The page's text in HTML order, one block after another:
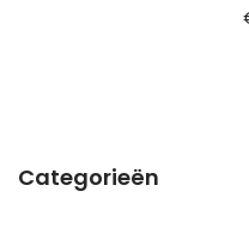
Categorieën